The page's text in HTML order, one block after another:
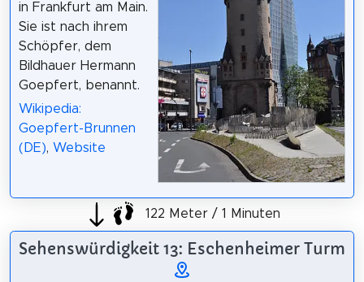
in Frankfurt am Main.
Sie ist nach ihrem
Schöpfer, dem
Bildhauer Hermann
Goepfert, benannt.
Wikipedia:
Goepfert-Brunnen
(DE), Website
122 Meter / 1 Minuten
Sehenswürdigkeit 13: Eschenheimer Turm